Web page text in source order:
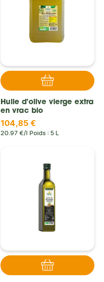
Huile d'olive vierge extra
en vrac bio
104,85 €
20.97 €/l Poids : 5 L